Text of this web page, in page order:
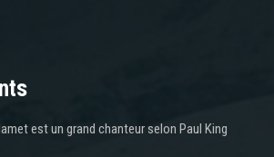
est un grand chanteur selon Paul King